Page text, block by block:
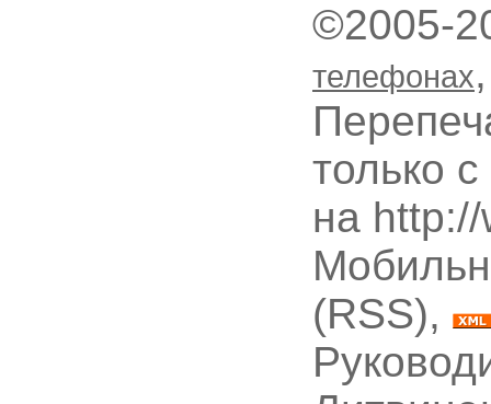
©2005-
телефонах
только
на
(RSS),